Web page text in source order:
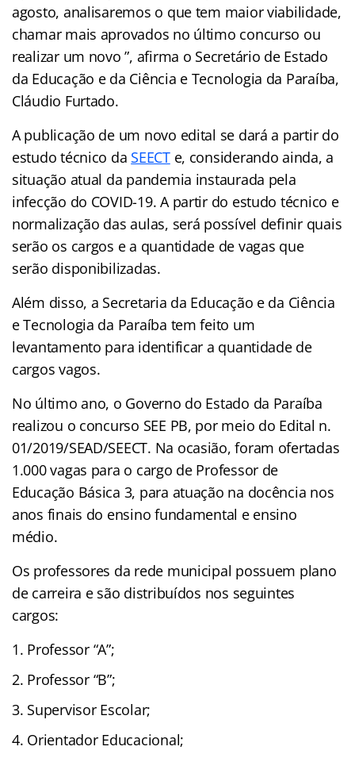
agosto, analisaremos o que tem maior viabilidade,
chamar mais aprovados no último concurso ou
realizar um novo ”, afirma o Secretário de Estado
da Educação e da Ciência e Tecnologia da Paraíba,
Cláudio Furtado.
A publicação de um novo edital se dará a partir do
estudo técnico da SEECTe, considerando ainda, a
situação atual da pandemia instaurada pela
infecção do COVID-19. A partir do estudo técnico e
normalização das aulas, será possível definir quais
serão os cargos e a quantidade de vagas que
serão disponibilizadas.
Além disso, a Secretaria da Educação e da Ciência
e Tecnologia da Paraíba tem feito um
levantamento para identificar a quantidade de
cargos vagos.
No último ano, o Governo do Estado da Paraíba
realizou o concurso SEE PB, por meio do Edital n.
01/2019/SEAD/SEECT. Na ocasião, foram ofertadas
1.000 vagas para o cargo de Professor de
Educação Básica 3, para atuação na docência nos
anos finais do ensino fundamental e ensino
médio.
Os professores da rede municipal possuem plano
de carreira e são distribuídos nos seguintes
cargos:
Professor “A”;
Professor “B”;
Supervisor Escolar;
Orientador Educacional;